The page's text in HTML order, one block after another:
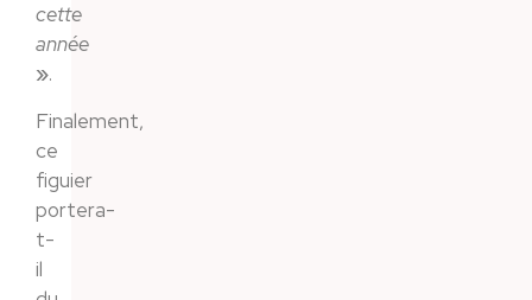
cette
année
».
Finalement,
ce
figuier
portera-
t-
il